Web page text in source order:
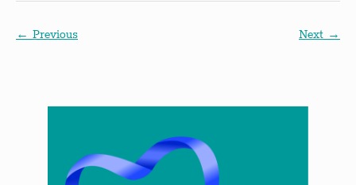
← Previous Next →